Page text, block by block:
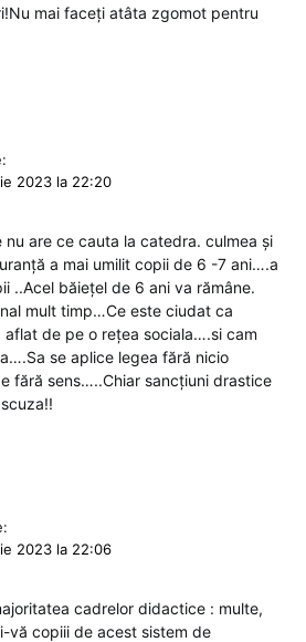
mai faceți atâta zgomot pentru
2023 la 22:20
are ce cauta la catedra. culmea și
a mai umilit copii de 6 -7 ani….a
..Acel băiețel de 6 ani va rămâne.
mult timp…Ce este ciudat ca
aflat de pe o rețea sociala….si cam
se aplice legea fără nicio
fără sens…..Chiar sancțiuni drastice
2023 la 22:06
cadrelor didactice : multe,
vă copiii de acest sistem de